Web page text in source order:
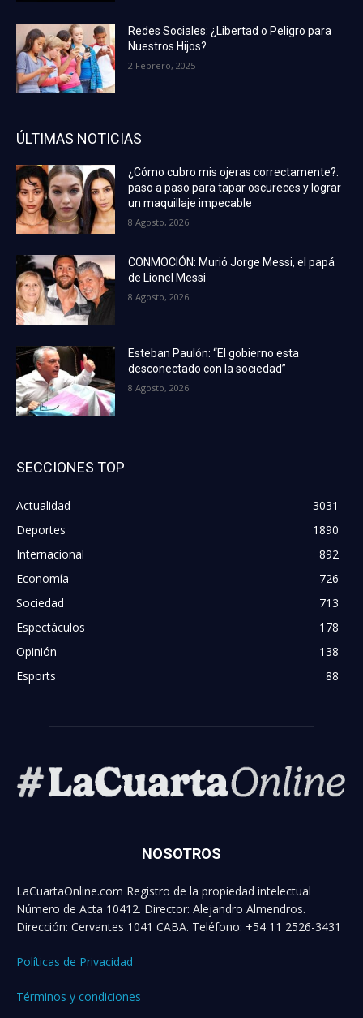
Redes Sociales: ¿Libertad o Peligro para
Nuestros Hijos?
2 Febrero, 2025
ÚLTIMAS NOTICIAS
¿Cómo cubro mis ojeras correctamente?:
paso a paso para tapar oscureces y lograr
un maquillaje impecable
8 Agosto, 2026
CONMOCIÓN: Murió Jorge Messi, el papá
de Lionel Messi
8 Agosto, 2026
Esteban Paulón: “El gobierno esta
desconectado con la sociedad”
8 Agosto, 2026
SECCIONES TOP
Actualidad
3031
Deportes
1890
Internacional
892
Economía
726
Sociedad
713
Espectáculos
178
Opinión
138
Esports
88
NOSOTROS
LaCuartaOnline.com Registro de la propiedad intelectual
Número de Acta 10412. Director: Alejandro Almendros.
Dirección: Cervantes 1041 CABA. Teléfono: +54 11 2526-3431
Políticas de Privacidad
Términos y condiciones